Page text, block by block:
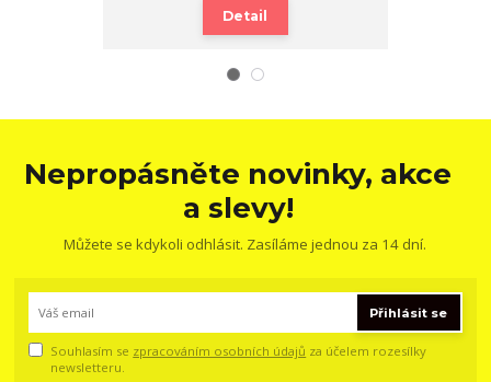
Detail
Nepropásněte novinky, akce
a slevy!
Můžete se kdykoli odhlásit. Zasíláme jednou za 14 dní.
Přihlásit se
Souhlasím se zpracováním osobních údajů za účelem rozesílky
newsletteru.